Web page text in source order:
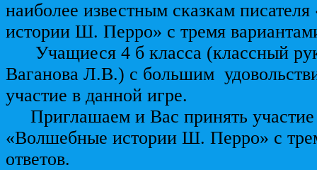
наиболее известным сказкам
истории Ш. Перро» с тремя
Учащиеся 4 б класса (классный
Ваганова Л.В.) с большим
участие в данной игре.
Приглашаем и Вас принять участие
«Волшебные истории Ш. Перро» с
ответов.